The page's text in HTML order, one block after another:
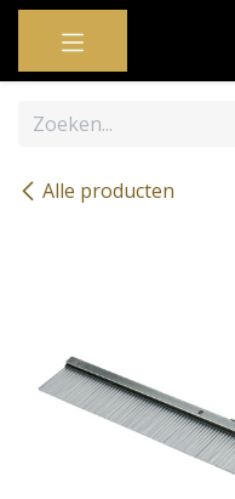
OVERSLAAN NAAR INHOUD
Alle producten